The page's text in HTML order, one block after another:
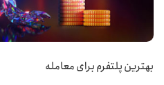
بهترین پلتفرم برای معامله